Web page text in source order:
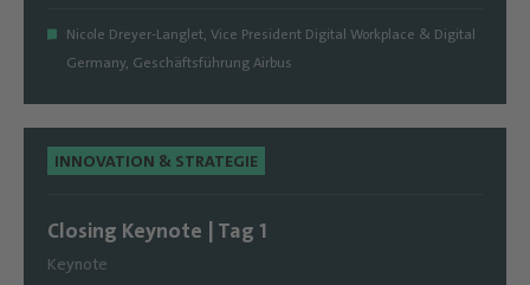
Nicole Dreyer-Langlet, Vice President Digital Workplace & Digital
Germany, Geschäftsführung Airbus
INNOVATION & STRATEGIE
Closing Keynote | Tag 1
Keynote